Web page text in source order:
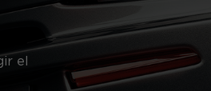
el